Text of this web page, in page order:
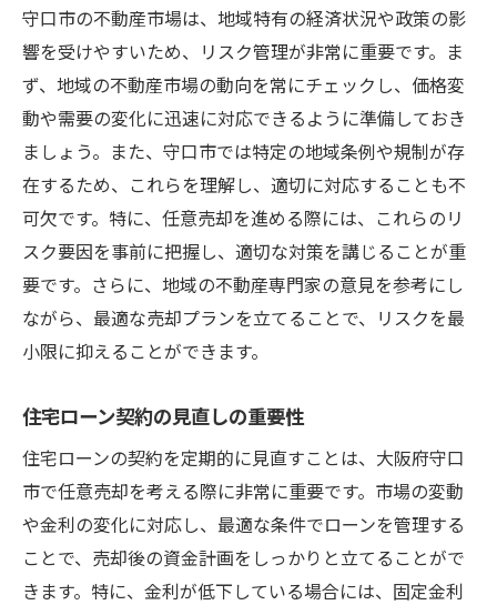
守口市の不動産市場は、地域特有の経済状況や政策の影
響を受けやすいため、リスク管理が非常に重要です。ま
ず、地域の不動産市場の動向を常にチェックし、価格変
動や需要の変化に迅速に対応できるように準備しておき
ましょう。また、守口市では特定の地域条例や規制が存
在するため、これらを理解し、適切に対応することも不
可欠です。特に、任意売却を進める際には、これらのリ
スク要因を事前に把握し、適切な対策を講じることが重
要です。さらに、地域の不動産専門家の意見を参考にし
ながら、最適な売却プランを立てることで、リスクを最
小限に抑えることができます。
住宅ローン契約の見直しの重要性
住宅ローンの契約を定期的に見直すことは、大阪府守口
市で任意売却を考える際に非常に重要です。市場の変動
や金利の変化に対応し、最適な条件でローンを管理する
ことで、売却後の資金計画をしっかりと立てることがで
きます。特に、金利が低下している場合には、固定金利